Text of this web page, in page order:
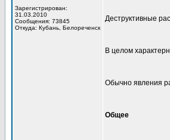
Зарегистрирован:
31.03.2010
Сообщения: 73845
Откуда: Кубань, Белореченск
Деструктивные
В целом
Обычно явления
Общее